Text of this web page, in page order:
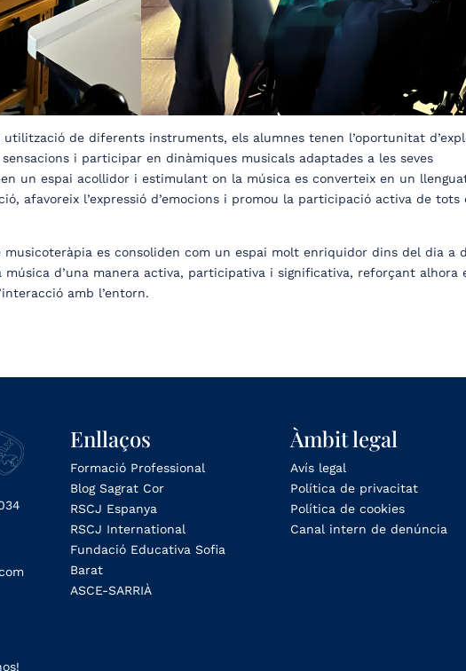
de diferents instruments, els alumnes tenen l’oportunitat
i participar en dinàmiques musicals adaptades a les seves
un espai acollidor i estimulant on la música es converteix en un
afavoreix l’expressió d’emocions i promou la participació activa de tots
musicoteràpia es consoliden com un espai molt enriquidor dins del dia a
música d’una manera activa, participativa i significativa, reforçant alhora
amb l’entorn.
Enllaços
Formació Professional
Blog Sagrat Cor
RSCJ Espanya
RSCJ International
Fundació Educativa Sofia
Barat
ASCE-SARRIÀ
Àmbit legal
Avís legal
Política de privacitat
Política de cookies
Canal intern de denúncia